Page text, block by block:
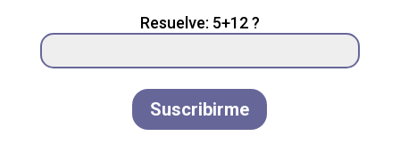
Resuelve: 5+12 ?
Suscribirme